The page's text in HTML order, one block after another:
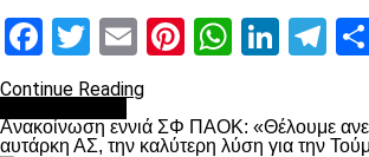
Facebook
Twitter
EmailPinterest
Continue Reading
Ανακοίνωση εννιά ΣΦ ΠΑΟΚ: «Θέλουμε
αυτάρκη ΑΣ, την καλύτερη λύση για την